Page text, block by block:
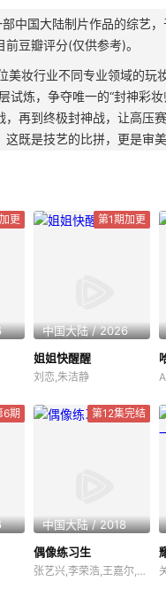
中国大陆制片作品的综艺
豆瓣评分(仅供参考)。
美妆行业不同专业领域的玩
试炼，争夺唯一的“封神彩
，再到终极封神战，让高压
这既是技艺的比拼，更是审
神之旅，他们解读审美、拆
更 第1期加更
中国大陆 / 2026
姐姐快醒醒
刘恋,朱洁静
6期 第12集完结
中国大陆 / 2018
偶像练习生
张艺兴,李荣浩,王嘉尔,欧阳靖